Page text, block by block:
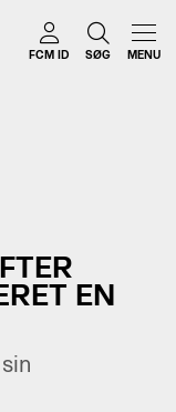
FCM ID SØG MENU
EN